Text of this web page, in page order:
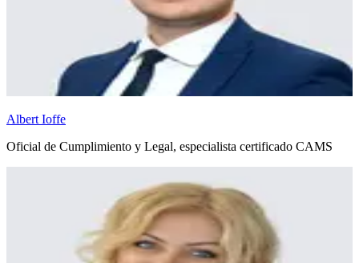
Albert Ioffe
Oficial de Cumplimiento y Legal, especialista certificado CAMS